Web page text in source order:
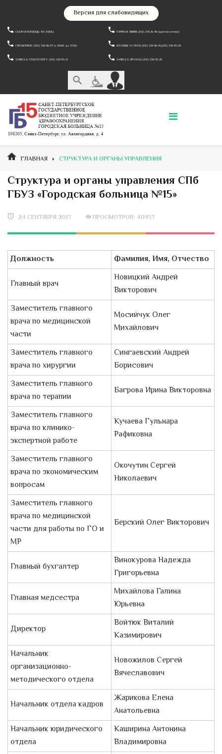
Версия для слабовидящих
СКОРАЯ ПОМОЩЬ: 103 (МОБ.)
СПРАВОЧНОЕ: (812) 338-96-97 (c 09:00 до 17:30)
ЗАПИСЬ К ГЕМАТОЛОГУ: (812) 338-95-21
ГОРЯЧАЯ ЛИНИЯ: (812) 243-16-48 (круглосуточно)
ПЛАТНЫЕ УСЛУГИ: (812) 338-96-95,(812) 338-95-29
ЗАПИСЬ К ВРАЧАМ: (812) 338-95-20
ГЛАВНАЯ СТРУКТУРА И ОРГАНЫ УПРАВЛЕНИЯ
Структура и органы управления СПб
ГБУЗ «Городская больница №15»
24 СЕНТЯБРЯ 2017 ПРОСМОТРОВ: 40957
Должность
Фамилия, Имя, Отчество
Главный врач
Новицкий Андрей
Викторович
Заместитель главного
врача по медицинской
части
Мосийчук Олег
Михайлович
Заместитель главного
врача по хирургии
Сингаевский Андрей
Борисович
Заместитель главного
врача по терапии
Багрова Ирина Викторовна
Заместитель главного
врача по клинико-
экспертной работе
Кучаева Гульнара
Рафиковна
Заместитель главного
врача по экономическим
вопросам
Окочутин Сергей
Николаевич
Заместитель главного
врача по медицинской
части для работы по ГО и
МР
Берский Олег Викторович
Главный бухгалтер
Винокурова Надежда
Григорьевна
Главная медсестра
Михайлова Галина
Юрьевна
Директор
Войтюк Виталий
Казимирович
Начальник
организационно-
методического отдела
Новожилов Сергей
Вячеславович
Начальник отдела кадров
Жарикова Елена
Анатольевна
Начальник юридического
отдела
Каширина Антонина
Владимировна